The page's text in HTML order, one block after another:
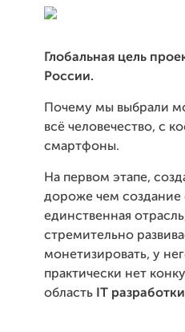
Глобальная цель
России.
Почему мы выбрали
всё человечество, с
смартфоны.
На первом этапе,
дороже чем создание
единственная
стремительно
монетизировать, у
практически нет
область IT разработки